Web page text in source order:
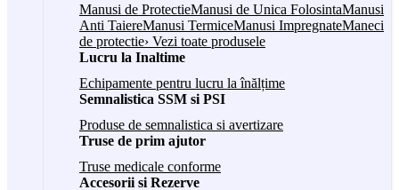
Manusi de ProtectieManusi de Unica FolosintaManusi
Anti TaiereManusi TermiceManusi ImpregnateManeci
de protectie› Vezi toate produsele
Lucru la Inaltime
Echipamente pentru lucru la înălțime
Semnalistica SSM si PSI
Produse de semnalistica si avertizare
Truse de prim ajutor
Truse medicale conforme
Accesorii si Rezerve